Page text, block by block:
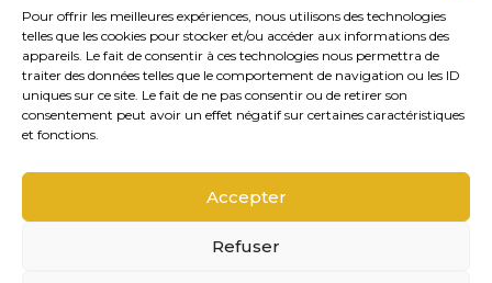
Pour offrir les meilleures expériences, nous utilisons des technologies
telles que les cookies pour stocker et/ou accéder aux informations des
appareils. Le fait de consentir à ces technologies nous permettra de
traiter des données telles que le comportement de navigation ou les ID
uniques sur ce site. Le fait de ne pas consentir ou de retirer son
consentement peut avoir un effet négatif sur certaines caractéristiques
et fonctions.
Accepter
Refuser
Footer
Principale
20, rue des Gaudines 78100 – Saint
Germain-en-Laye
Linkedin